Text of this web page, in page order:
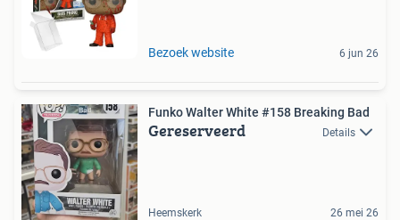
Bezoek website 6 jun 26
Funko Walter White #158 Breaking Bad
Gereserveerd Details
Heemskerk 26 mei 26